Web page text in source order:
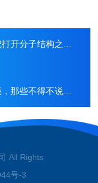
子结构之门的钥匙
些不得不说的事
All Rights
号-3